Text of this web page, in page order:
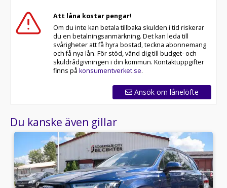
Att låna kostar pengar!
Om du inte kan betala tillbaka skulden i tid riskerar
du en betalningsanmärkning. Det kan leda till
svårigheter att få hyra bostad, teckna abonnemang
och få nya lån. För stöd, vänd dig till budget- och
skuldrådgivningen i din kommun. Kontaktuppgifter
finns på konsumentverket.se.
Ansök om lånelöfte
Du kanske även gillar